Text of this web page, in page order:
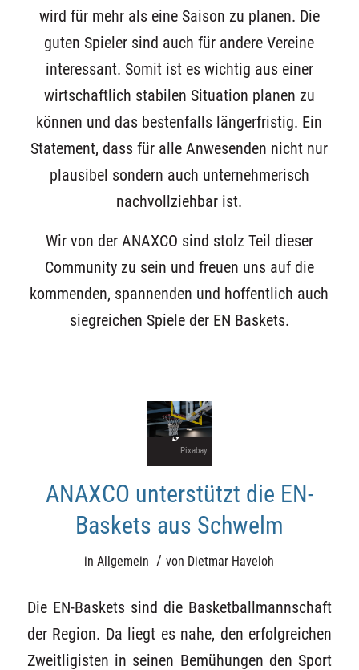
wird für mehr als eine Saison zu planen. Die
guten Spieler sind auch für andere Vereine
interessant. Somit ist es wichtig aus einer
wirtschaftlich stabilen Situation planen zu
können und das bestenfalls längerfristig. Ein
Statement, dass für alle Anwesenden nicht nur
plausibel sondern auch unternehmerisch
nachvollziehbar ist.
Wir von der ANAXCO sind stolz Teil dieser
Community zu sein und freuen uns auf die
kommenden, spannenden und hoffentlich auch
siegreichen Spiele der EN Baskets.
Pixabay
ANAXCO unterstützt die EN-
Baskets aus Schwelm
inAllgemein / von Dietmar Haveloh
Die EN-Baskets sind die Basketballmannschaft
der Region. Da liegt es nahe, den erfolgreichen
Zweitligisten in seinen Bemühungen den Sport